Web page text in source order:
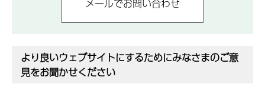
より良いウェブサイトにするためにみなさまのご意
見をお聞かせください